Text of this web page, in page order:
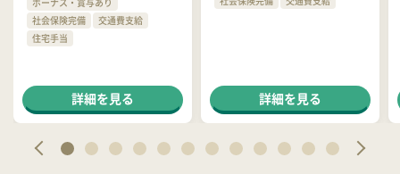
ボーナス・賞与あり
社会保険完備
交通費支給
住宅手当
詳細を見る 詳細を見る